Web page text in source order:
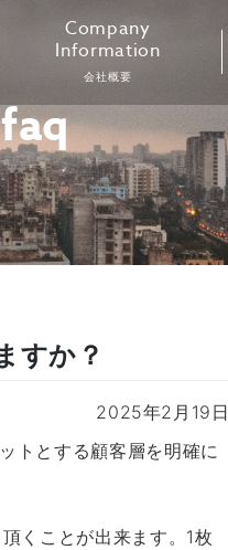
Company
Information
会社概要
faq
すか？
2025年2月19日
トとする顧客層を明確に
くことが出来ます。1枚